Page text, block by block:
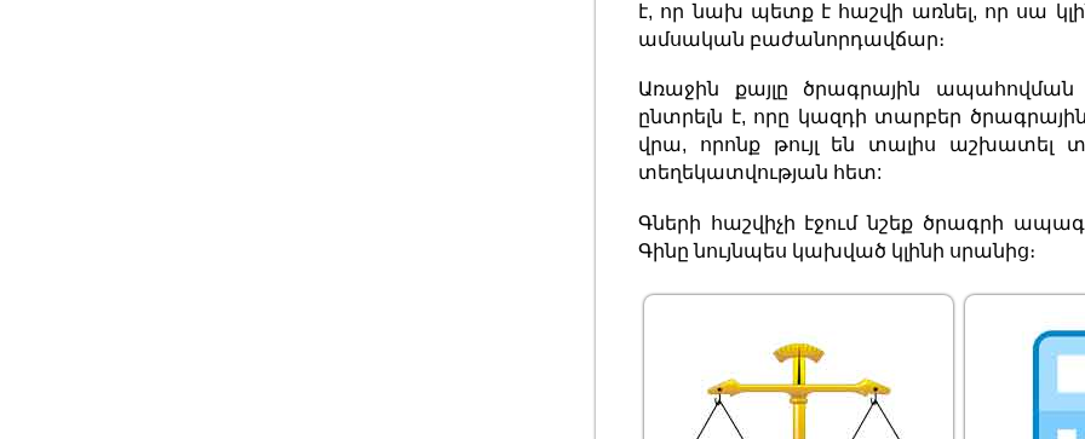
է, որ նախ պետք է հաշվի առնել, որ սա
ամսական բաժանորդավճար։
Առաջին քայլը ծրագրային
ընտրելն է, որը կազդի տարբեր
վրա, որոնք թույլ են տալիս աշխատել
տեղեկատվության հետ:
Գների հաշվիչի էջում նշեք ծրագրի
Գինը նույնպես կախված կլինի սրանից։